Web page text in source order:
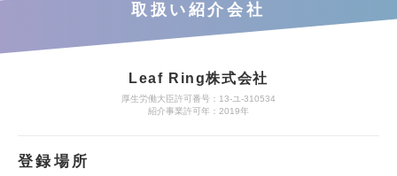
取扱い紹介会社
Leaf Ring株式会社
厚生労働大臣許可番号：13-ユ-310534
紹介事業許可年：2019年
登録場所